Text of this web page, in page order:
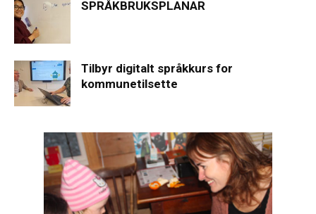
SPRÅKBRUKSPLANAR
Tilbyr digitalt språkkurs for
kommunetilsette